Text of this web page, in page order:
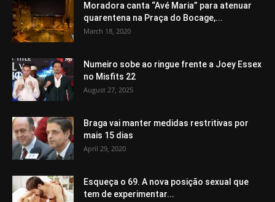
Moradora canta “Avé Maria” para atenuar
quarentena na Praça do Bocage,...
March 18, 2020
Numeiro sobe ao ringue frente a Joey Essex
no Misfits 22
August 27, 2025
Braga vai manter medidas restritivas por
mais 15 dias
April 29, 2020
Esqueça o 69. A nova posição sexual que
tem de experimentar...